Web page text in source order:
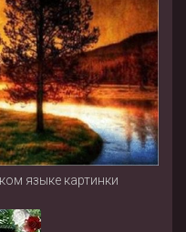
языке картинки